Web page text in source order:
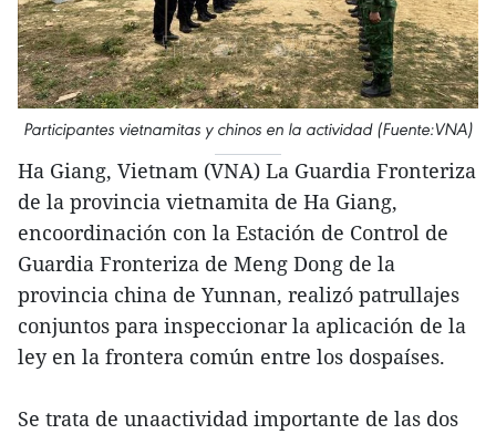
Participantes vietnamitas y chinos en la actividad (Fuente:VNA)
Ha Giang, Vietnam (VNA) La Guardia Fronteriza
de la provincia vietnamita de Ha Giang,
encoordinación con la Estación de Control de
Guardia Fronteriza de Meng Dong de la
provincia china de Yunnan, realizó patrullajes
conjuntos para inspeccionar la aplicación de la
ley en la frontera común entre los dospaíses.
Se trata de unaactividad importante de las dos